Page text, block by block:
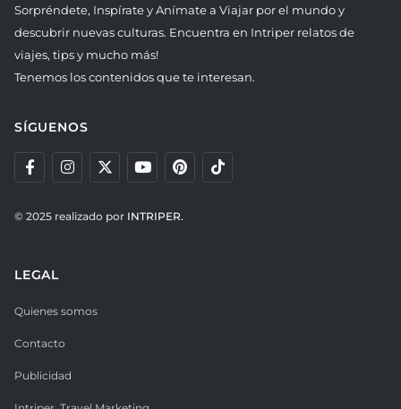
Sorpréndete, Inspírate y Anímate a Viajar por el mundo y
descubrir nuevas culturas. Encuentra en Intriper relatos de
viajes, tips y mucho más!
Tenemos los contenidos que te interesan.
SÍGUENOS
© 2025 realizado por INTRIPER.
LEGAL
Quienes somos
Contacto
Publicidad